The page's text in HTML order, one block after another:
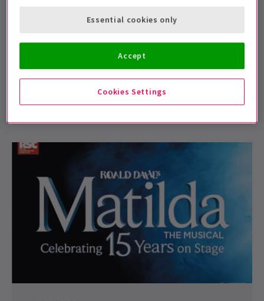
Sendungen, die Matilda The Musical ähneln
Die ein bisschen freche Klugscheißerin Matilda begeistert
seit über 15 Jahren das Publikum im We...
Cookies Settings
Essential cookies only
Accept